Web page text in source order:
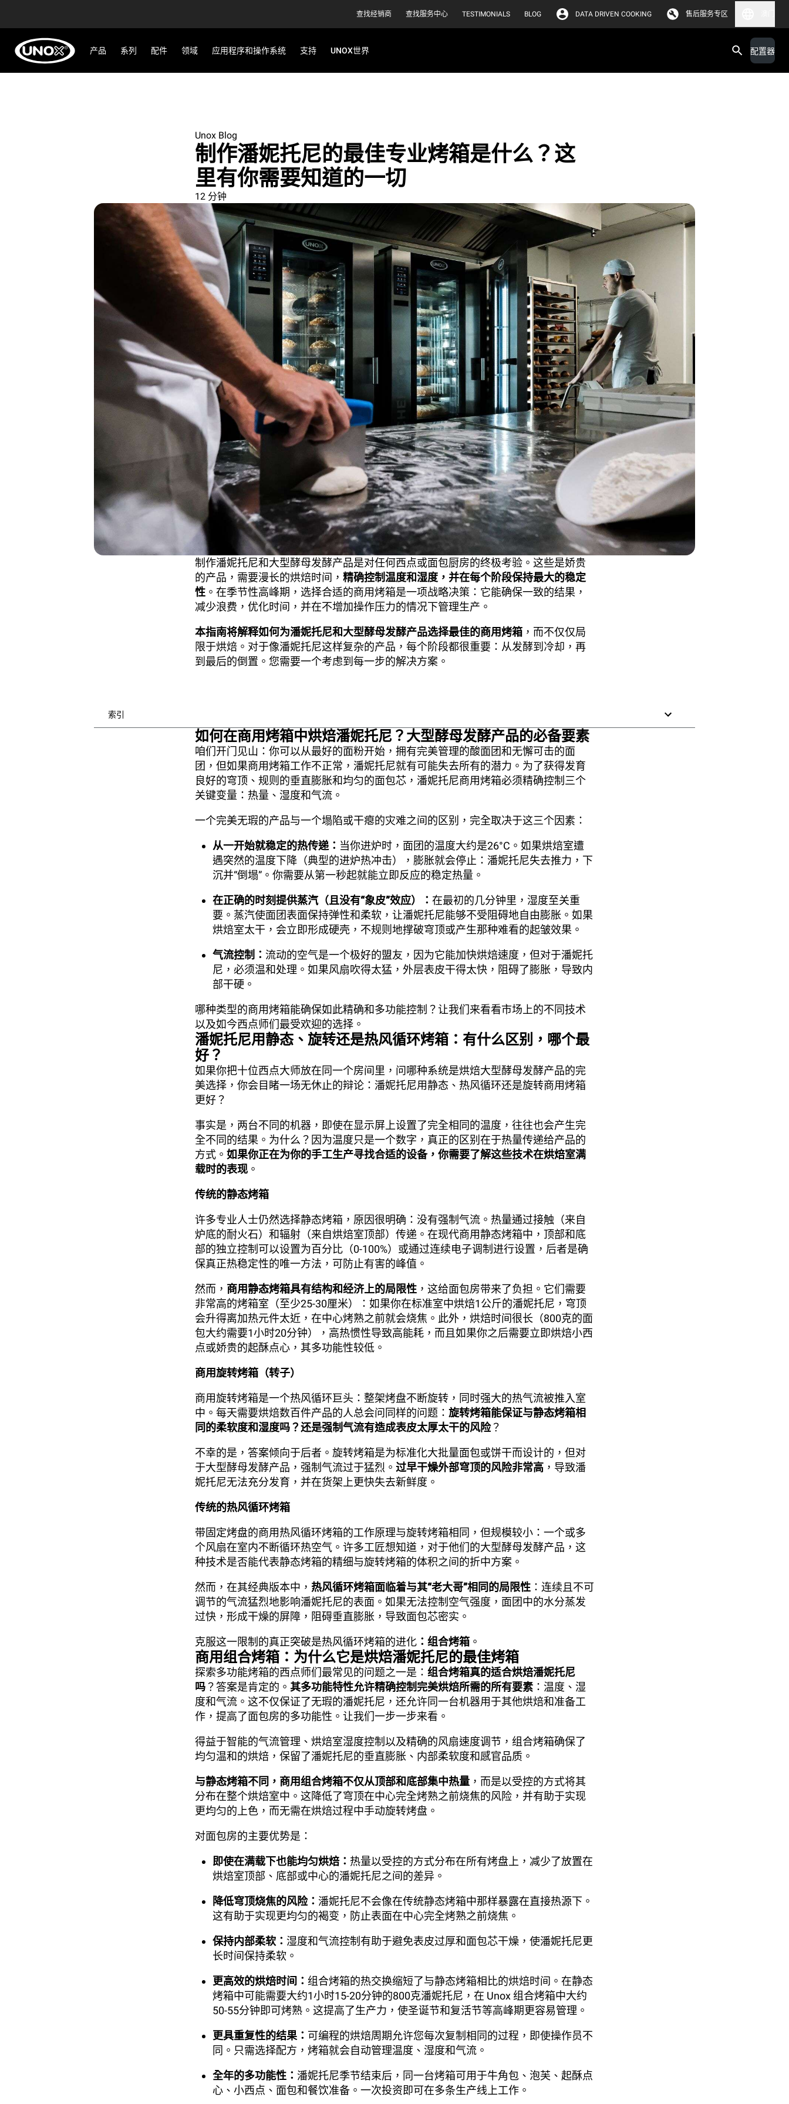
查找经销商 查找服务中心 TESTIMONIALS BLOG DATA DRIVEN COOKING 售后服务专区
产品 系列 配件 领域 应用程序和操作系统 支持 UNOX世界 配置器
Unox Blog
制作潘妮托尼的最佳专业烤箱是什么？这
里有你需要知道的一切
12 分钟
制作潘妮托尼和大型酵母发酵产品是对任何西点或面包厨房的终极考验。这些是娇贵
的产品，需要漫长的烘焙时间， 精确控制温度和湿度，并在每个阶段保持最大的稳定
性 。在季节性高峰期，选择合适的商用烤箱是一项战略决策：它能确保一致的结果，
减少浪费，优化时间，并在不增加操作压力的情况下管理生产。
本指南将解释如何为潘妮托尼和大型酵母发酵产品选择最佳的商用烤箱 ，而不仅仅局
限于烘焙。对于像潘妮托尼这样复杂的产品，每个阶段都很重要：从发酵到冷却，再
到最后的倒置。您需要一个考虑到每一步的解决方案。
索引
如何在商用烤箱中烘焙潘妮托尼？大型酵母发酵产品的必备要素
咱们开门见山：你可以从最好的面粉开始，拥有完美管理的酸面团和无懈可击的面
团，但如果商用烤箱工作不正常，潘妮托尼就有可能失去所有的潜力。为了获得发育
良好的穹顶、规则的垂直膨胀和均匀的面包芯，潘妮托尼商用烤箱必须精确控制三个
关键变量：热量、湿度和气流。
一个完美无瑕的产品与一个塌陷或干瘪的灾难之间的区别，完全取决于这三个因素：
从一开始就稳定的热传递： 当你进炉时，面团的温度大约是26°C。如果烘焙室遭
遇突然的温度下降（典型的进炉热冲击），膨胀就会停止：潘妮托尼失去推力，下
沉并“倒塌”。你需要从第一秒起就能立即反应的稳定热量。
在正确的时刻提供蒸汽（且没有“象皮”效应）： 在最初的几分钟里，湿度至关重
要。蒸汽使面团表面保持弹性和柔软，让潘妮托尼能够不受阻碍地自由膨胀。如果
烘焙室太干，会立即形成硬壳，不规则地撑破穹顶或产生那种难看的起皱效果。
气流控制： 流动的空气是一个极好的盟友，因为它能加快烘焙速度，但对于潘妮托
尼，必须温和处理。如果风扇吹得太猛，外层表皮干得太快，阻碍了膨胀，导致内
部干硬。
哪种类型的商用烤箱能确保如此精确和多功能控制？让我们来看看市场上的不同技术
以及如今西点师们最受欢迎的选择。
潘妮托尼用静态、旋转还是热风循环烤箱：有什么区别，哪个最
好？
如果你把十位西点大师放在同一个房间里，问哪种系统是烘焙大型酵母发酵产品的完
美选择，你会目睹一场无休止的辩论：潘妮托尼用静态、热风循环还是旋转商用烤箱
更好？
事实是，两台不同的机器，即使在显示屏上设置了完全相同的温度，往往也会产生完
全不同的结果。为什么？因为温度只是一个数字，真正的区别在于热量传递给产品的
方式。 如果你正在为你的手工生产寻找合适的设备，你需要了解这些技术在烘焙室满
载时的表现 。
传统的静态烤箱
许多专业人士仍然选择静态烤箱，原因很明确：没有强制气流。热量通过接触（来自
炉底的耐火石）和辐射（来自烘焙室顶部）传递。在现代商用静态烤箱中，顶部和底
部的独立控制可以设置为百分比（0-100%）或通过连续电子调制进行设置，后者是确
保真正热稳定性的唯一方法，可防止有害的峰值。
然而， 商用静态烤箱具有结构和经济上的局限性 ，这给面包房带来了负担。它们需要
非常高的烤箱室（至少25-30厘米）：如果你在标准室中烘焙1公斤的潘妮托尼，穹顶
会升得离加热元件太近，在中心烤熟之前就会烧焦。此外，烘焙时间很长（800克的面
包大约需要1小时20分钟），高热惯性导致高能耗，而且如果你之后需要立即烘焙小西
点或娇贵的起酥点心，其多功能性较低。
商用旋转烤箱（转子）
商用旋转烤箱是一个热风循环巨头：整架烤盘不断旋转，同时强大的热气流被推入室
中。每天需要烘焙数百件产品的人总会问同样的问题： 旋转烤箱能保证与静态烤箱相
同的柔软度和湿度吗？还是强制气流有造成表皮太厚太干的风险？
不幸的是，答案倾向于后者。旋转烤箱是为标准化大批量面包或饼干而设计的，但对
于大型酵母发酵产品，强制气流过于猛烈。 过早干燥外部穹顶的风险非常高 ，导致潘
妮托尼无法充分发育，并在货架上更快失去新鲜度。
传统的热风循环烤箱
带固定烤盘的商用热风循环烤箱的工作原理与旋转烤箱相同，但规模较小：一个或多
个风扇在室内不断循环热空气。许多工匠想知道，对于他们的大型酵母发酵产品，这
种技术是否能代表静态烤箱的精细与旋转烤箱的体积之间的折中方案。
然而，在其经典版本中， 热风循环烤箱面临着与其“老大哥”相同的局限性 ：连续且不可
调节的气流猛烈地影响潘妮托尼的表面。如果无法控制空气强度，面团中的水分蒸发
过快，形成干燥的屏障，阻碍垂直膨胀，导致面包芯密实。
克服这一限制的真正突破是热风循环烤箱的进化 ：组合烤箱 。
商用组合烤箱：为什么它是烘焙潘妮托尼的最佳烤箱
探索多功能烤箱的西点师们最常见的问题之一是： 组合烤箱真的适合烘焙潘妮托尼
吗？答案是肯定的。 其多功能特性允许精确控制完美烘焙所需的所有要素 ：温度、湿
度和气流。这不仅保证了无瑕的潘妮托尼，还允许同一台机器用于其他烘焙和准备工
作，提高了面包房的多功能性。让我们一步一步来看。
得益于智能的气流管理、烘焙室湿度控制以及精确的风扇速度调节，组合烤箱确保了
均匀温和的烘焙，保留了潘妮托尼的垂直膨胀、内部柔软度和感官品质。
与静态烤箱不同，商用组合烤箱不仅从顶部和底部集中热量 ，而是以受控的方式将其
分布在整个烘焙室中。这降低了穹顶在中心完全烤熟之前烧焦的风险，并有助于实现
更均匀的上色，而无需在烘焙过程中手动旋转烤盘。
对面包房的主要优势是：
即使在满载下也能均匀烘焙： 热量以受控的方式分布在所有烤盘上，减少了放置在
烘焙室顶部、底部或中心的潘妮托尼之间的差异。
降低穹顶烧焦的风险： 潘妮托尼不会像在传统静态烤箱中那样暴露在直接热源下。
这有助于实现更均匀的褐变，防止表面在中心完全烤熟之前烧焦。
保持内部柔软： 湿度和气流控制有助于避免表皮过厚和面包芯干燥，使潘妮托尼更
长时间保持柔软。
更高效的烘焙时间： 组合烤箱的热交换缩短了与静态烤箱相比的烘焙时间。在静态
烤箱中可能需要大约1小时15-20分钟的800克潘妮托尼，在 Unox 组合烤箱中大约
50-55分钟即可烤熟。这提高了生产力，使圣诞节和复活节等高峰期更容易管理。
更具重复性的结果： 可编程的烘焙周期允许您每次复制相同的过程，即使操作员不
同。只需选择配方，烤箱就会自动管理温度、湿度和气流。
全年的多功能性： 潘妮托尼季节结束后，同一台烤箱可用于牛角包、泡芙、起酥点
心、小西点、面包和餐饮准备。一次投资即可在多条生产线上工作。